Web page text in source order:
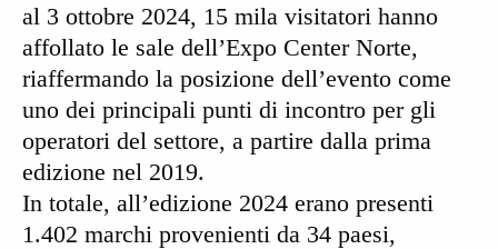
al 3 ottobre 2024, 15 mila visitatori hanno
affollato le sale dell’Expo Center Norte,
riaffermando la posizione dell’evento come
uno dei principali punti di incontro per gli
operatori del settore, a partire dalla prima
edizione nel 2019.
In totale, all’edizione 2024 erano presenti
1.402 marchi provenienti da 34 paesi,